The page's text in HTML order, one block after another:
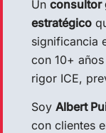
Un consultor
estratégico
significancia
con 10+
rigor ICE,
Soy Albert
con clientes